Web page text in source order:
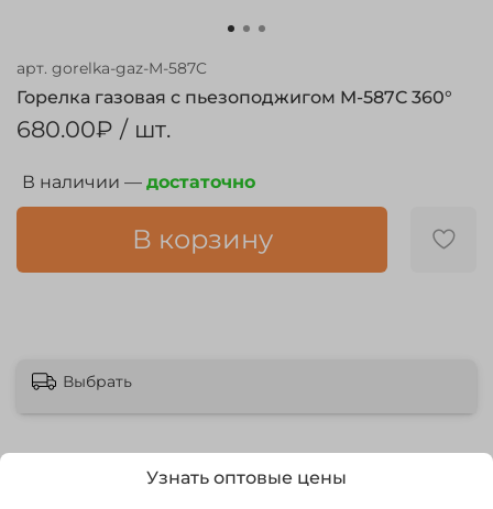
арт. gorelka-gaz-M-587C
Горелка газовая с пьезоподжигом M-587C 360°
680.00₽ / шт.
В наличии — достаточно
В корзину
Выбрать
Узнать оптовые цены